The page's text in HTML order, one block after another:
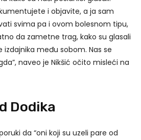
i objavite, a ja sam
svima pa i ovom bolesnom tipu,
da zametne trag, kako su glasali
izdajnika među sobom. Nas se
naveo je Nikšić očito misleći na
Dodika
da “oni koji su uzeli pare od